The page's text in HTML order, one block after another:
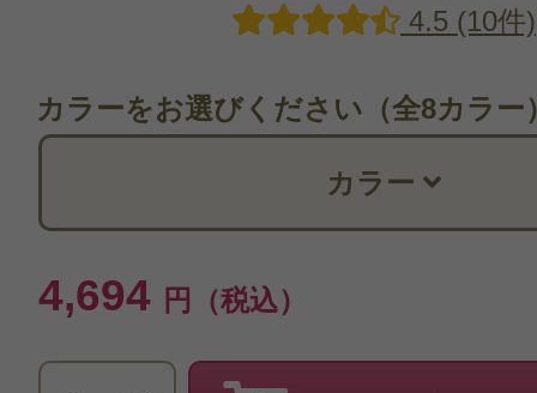
4.5 (10件)
カラーをお選びください（全8カラー
カラー
4,694 円（税込）